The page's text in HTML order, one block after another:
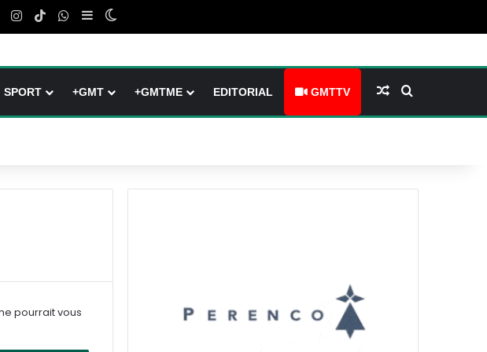
Instagram
TikTokWhatsApp
Sidebar (barre latérale)
Switch skin
SPORT +GMT +GMTME EDITORIAL GMTTV Article Aléatoire
pourrait vous